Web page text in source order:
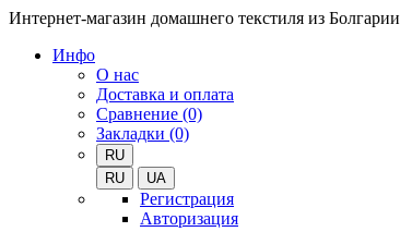
Интернет-магазин домашнего текстиля из Болгарии
Инфо
О нас
Доставка и оплата
Сравнение (0)
Закладки (0)
RU
RU
UA
Регистрация
Авторизация